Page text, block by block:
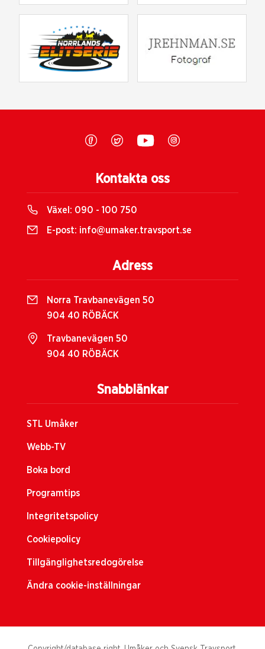
Snabblänkar
STL Umåker
Webb-TV
Boka bord
Programtips
Integritetspolicy
Cookiepolicy
Tillgänglighetsredogörelse
Ändra cookie-inställningar
Kontakta oss
Växel: 090 - 100 750
E-post: info@umaker.travsport.se
Adress
Norra Travbanevägen 50
904 40 RÖBÄCK
Travbanevägen 50
904 40 RÖBÄCK